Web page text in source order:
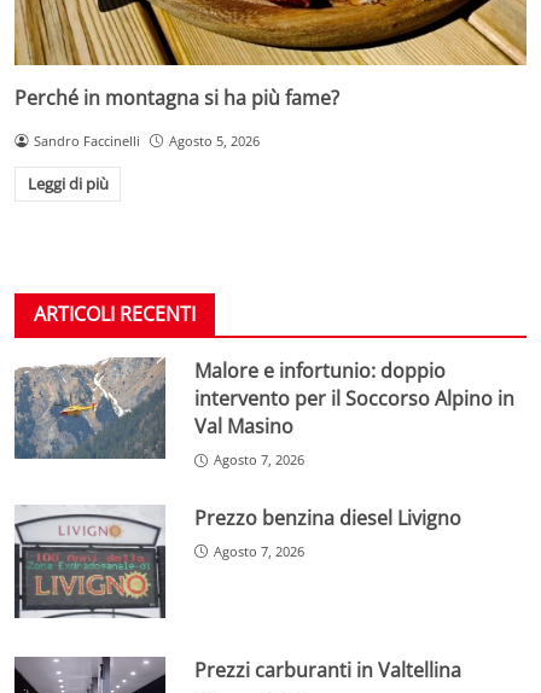
Perché in montagna si ha più fame?
Sandro Faccinelli Agosto 5, 2026
Leggi di più
ARTICOLI RECENTI
Malore e infortunio: doppio
intervento per il Soccorso Alpino in
Val Masino
Agosto 7, 2026
Prezzo benzina diesel Livigno
Agosto 7, 2026
Prezzi carburanti in Valtellina